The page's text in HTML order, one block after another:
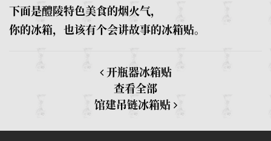
下面是醴陵特色美食的烟火气，
你的冰箱，也该有个会讲故事的冰箱贴。
开瓶器冰箱贴
查看全部
馆建吊链冰箱贴